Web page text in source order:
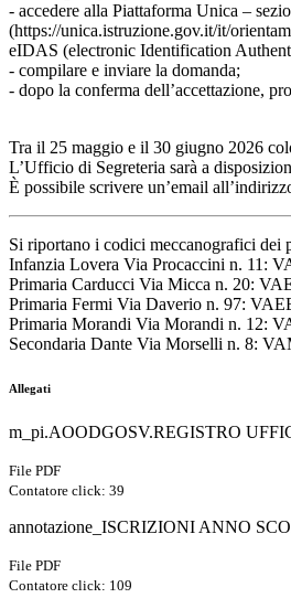
- accedere alla Piattaforma Unica –
(https://unica.istruzione.gov.it/it/
eIDAS (electronic Identification
- compilare e inviare la domanda;
- dopo la conferma dell’accettazione,
Tra il 25 maggio e il 30 giugno 2026
L’Ufficio di Segreteria sarà a
È possibile scrivere un’email
Si riportano i codici meccanografici dei
Infanzia Lovera Via Procaccini n. 11:
Primaria Carducci Via Micca n. 20:
Primaria Fermi Via Daverio n. 97:
Primaria Morandi Via Morandi n. 12:
Secondaria Dante Via Morselli n. 8:
Allegati
m_pi.AOODGOSV.REGISTRO
File PDF
Contatore click: 39
annotazione_ISCRIZIONI ANNO
File PDF
Contatore click: 109